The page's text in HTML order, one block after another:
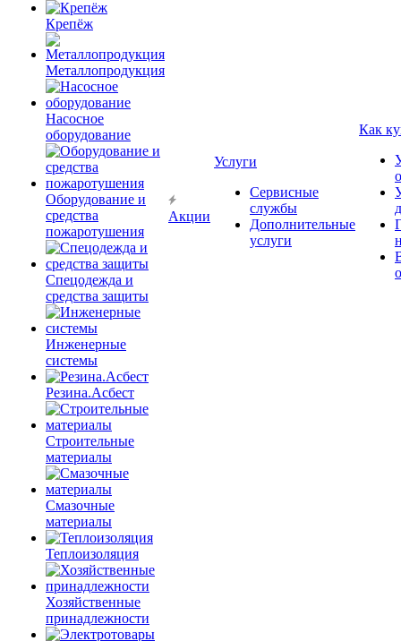
Крепёж
Металлопродукция
Насосное
оборудование
Оборудование и
средства
пожаротушения
Спецодежда и
средства защиты
Инженерные
системы
Резина.Асбест
Строительные
материалы
Смазочные
материалы
Теплоизоляция
Хозяйственные
принадлежности
Акции
Услуги
Сервисные
службы
Дополнительные
услуги
Как